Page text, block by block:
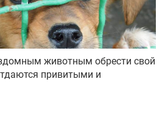
животным обрести свой
привитыми и